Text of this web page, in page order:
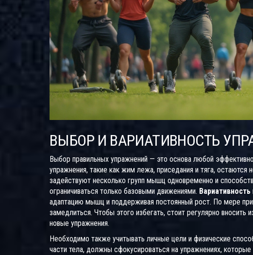
ВЫБОР И ВАРИАТИВНОСТЬ
Выбор правильных упражнений — это основа любой
упражнения, такие как жим лежа, приседания и тяга,
задействуют несколько групп мышц одновременно и
ограничиваться только базовыми движениями. Вариативность
адаптацию мышц и поддерживая постоянный рост. По мере
замедлиться. Чтобы этого избегать, стоит регулярно
новые упражнения.
Необходимо также учитывать личные цели и физические
части тела, должны сфокусироваться на упражнениях,